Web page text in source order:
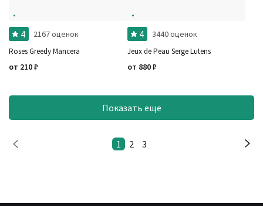
4 2167 оценок
Roses Greedy Mancera
от 210₽
4 3440 оценок
Jeux de Peau Serge Lutens
от 880₽
Показать еще
1 2 3